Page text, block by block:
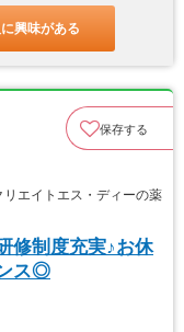
興味がある
保存する
エイトエス・ディーの薬
修制度充実♪お休
ス◎